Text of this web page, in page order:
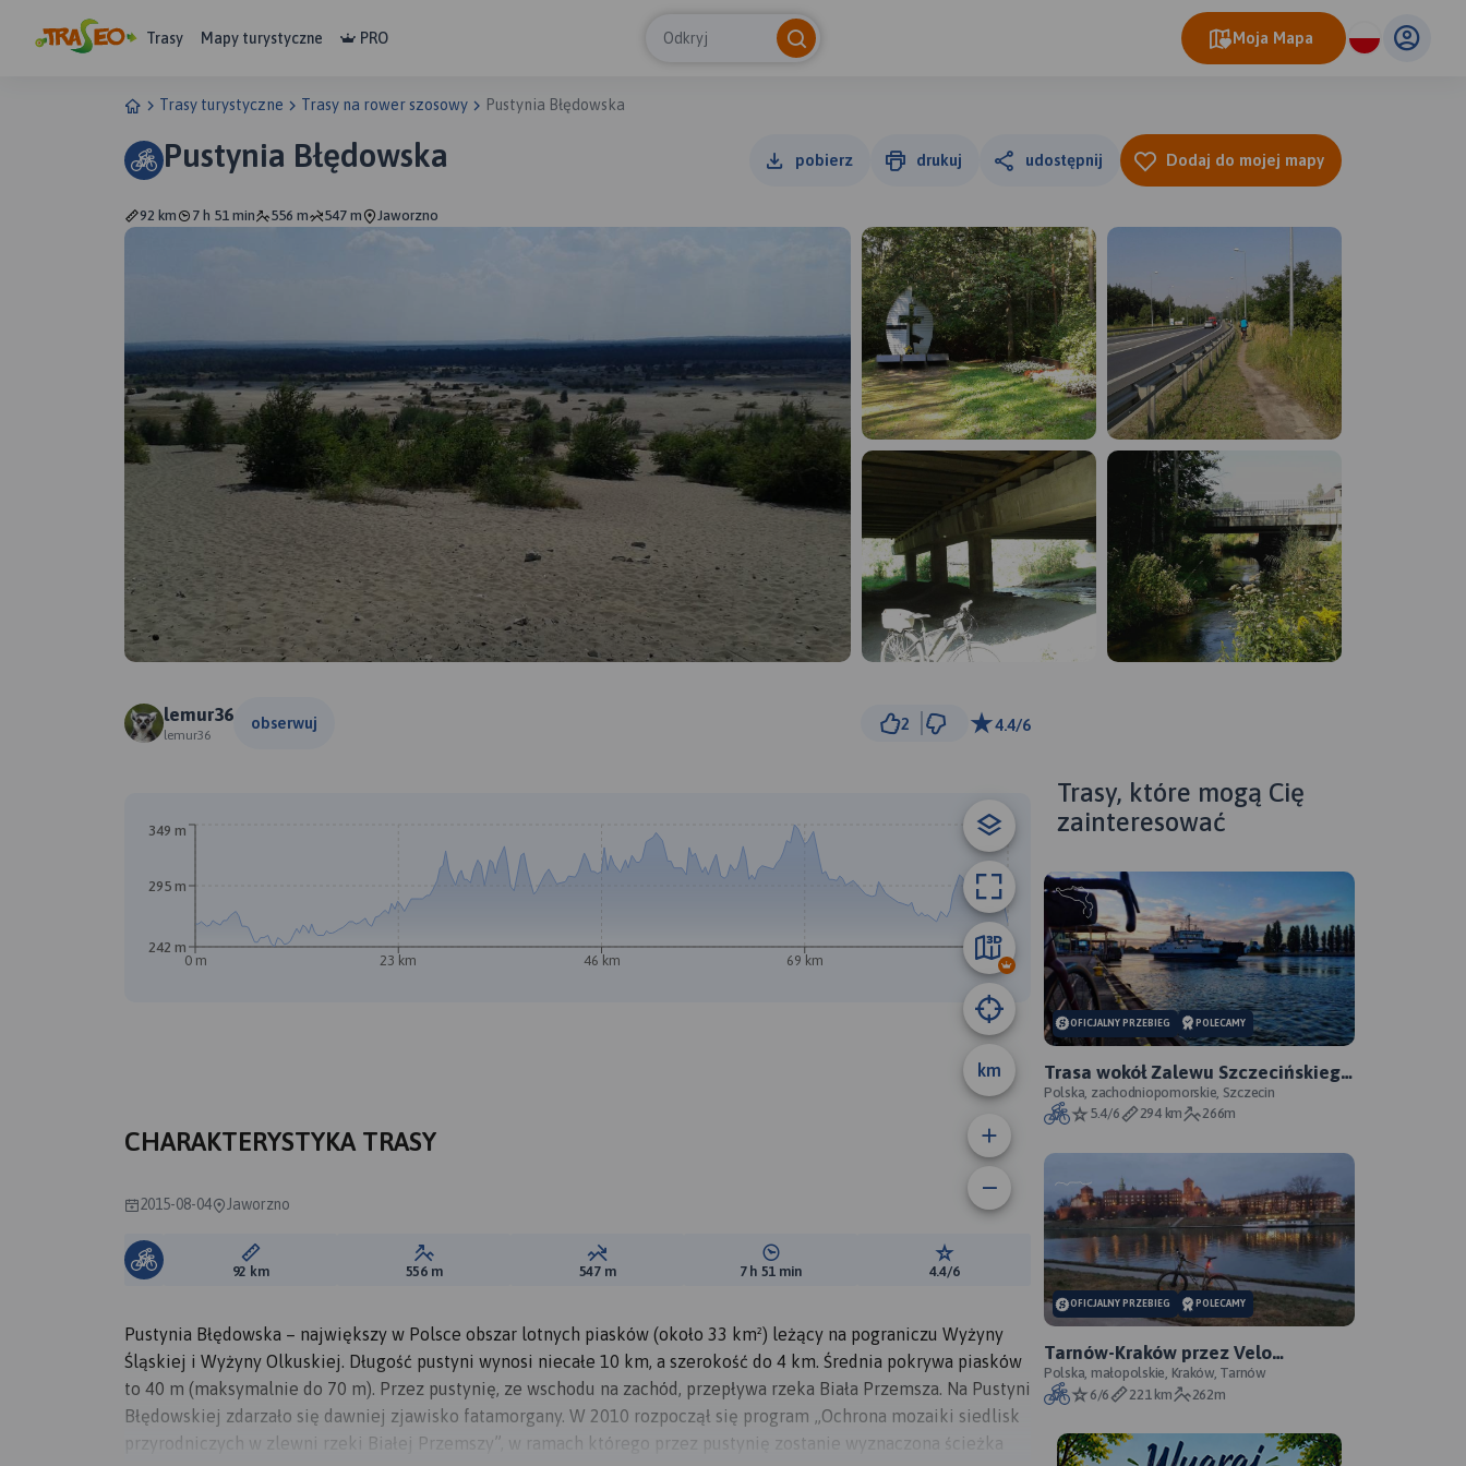
Trasy Mapy turystyczne PRO Odkryj Moja Mapa
Trasy turystyczne Trasy na rower szosowy Pustynia Błędowska
Pustynia Błędowska pobierz drukuj udostępnij Dodaj do mojej mapy
92 km 7 h 51 min 556 m 547 m Jaworzno
lemur36
lemur36
obserwuj 2 4.4/6
km
0 m 23 km 46 km 69 km 92 km
242 m
295 m
349 m
CHARAKTERYSTYKA TRASY
2015-08-04 Jaworzno
Długość trasy:
92 km Suma przewyższeń:
556 m Suma spadków:
547 m Średni czas potrzebny na pokonanie trasy:
7 h 51 min Ocena trasy:
4.4/6
Pustynia Błędowska – największy w Polsce obszar lotnych piasków (około 33 km²) leżący na pograniczu Wyżyny
Śląskiej i Wyżyny Olkuskiej. Długość pustyni wynosi niecałe 10 km, a szerokość do 4 km. Średnia pokrywa piasków
to 40 m (maksymalnie do 70 m). Przez pustynię, ze wschodu na zachód, przepływa rzeka Biała Przemsza. Na Pustyni
Błędowskiej zdarzało się dawniej zjawisko fatamorgany. W 2010 rozpoczął się program „Ochrona mozaiki siedlisk
przyrodniczych w zlewni rzeki Białej Przemszy”, w ramach którego przez pustynię zostanie wyznaczona ścieżka
Trasy, które mogą Cię
zainteresować
OFICJALNY PRZEBIEG POLECAMY
Trasa wokół Zalewu Szczecińskiego
- oficjalny przebieg szlaku
Polska, zachodniopomorskie, Szczecin
5.4/6
294 km 266m
OFICJALNY PRZEBIEG POLECAMY
Tarnów-Kraków przez Velo
Metropolis
Polska, małopolskie, Kraków, Tarnów
6/6
221 km 262m